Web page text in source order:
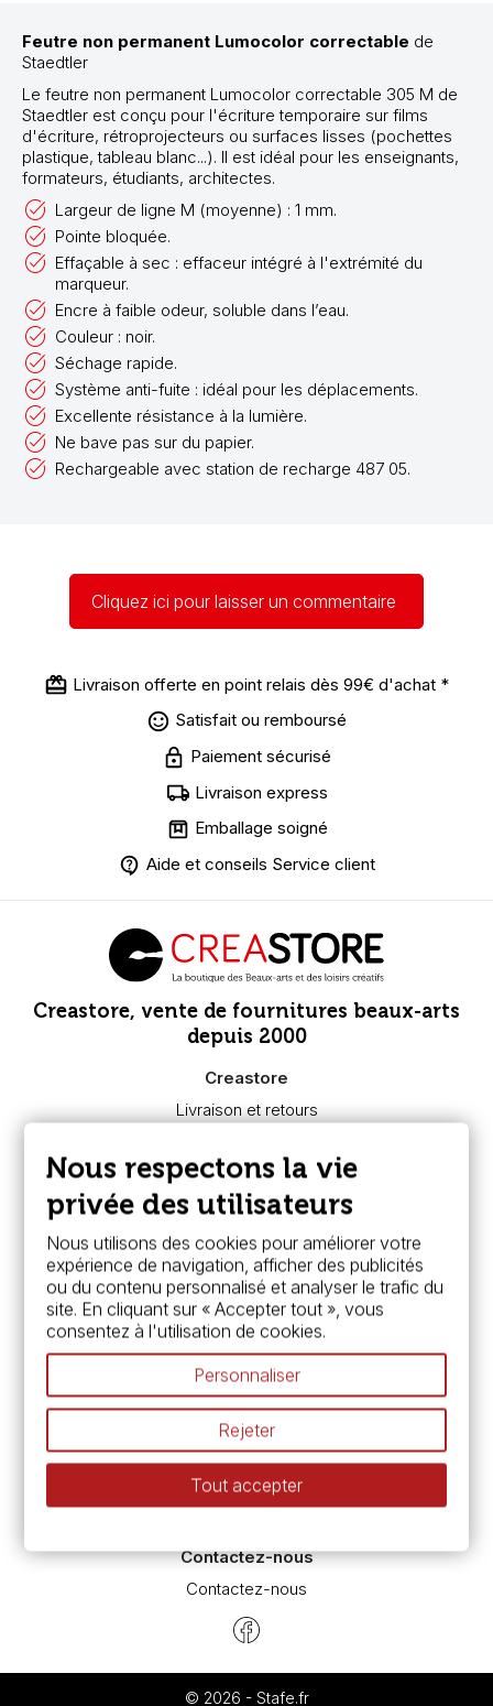
Feutre non permanent Lumocolor correctable de
Staedtler
Le feutre non permanent Lumocolor correctable 305 M de
Staedtler est conçu pour l'écriture temporaire sur films
d'écriture, rétroprojecteurs ou surfaces lisses (pochettes
plastique, tableau blanc...). Il est idéal pour les enseignants,
formateurs, étudiants, architectes.
Largeur de ligne M (moyenne) : 1 mm.
Pointe bloquée.
Effaçable à sec : effaceur intégré à l'extrémité du
marqueur.
Encre à faible odeur, soluble dans l’eau.
Couleur : noir.
Séchage rapide.
Système anti-fuite : idéal pour les déplacements.
Excellente résistance à la lumière.
Ne bave pas sur du papier.
Rechargeable avec station de recharge 487 05.
Cliquez ici pour laisser un commentaire
Livraison offerte en point relais dès 99€ d'achat *
Satisfait ou remboursé
Paiement sécurisé
Livraison express
Emballage soigné
Aide et conseils Service client
Creastore, vente de fournitures beaux-arts
depuis 2000
Creastore
Livraison et retours
Paiement sécurisé
FAQ
Boutique à Angers
Services
Carte fidélité & avantages
Chèque cadeau, bon cadeaux
Devis & bon de commande
Pass culture - mode d'emploi
Nos promotions en cours
Espace conseils
L’aquarelle en tubes ou en godets ?
Le vocabulaire technique de l’aquarelle
Différence entre peinture Fine et Extra-fine
Préparer une toile pour peinture à l'huile et acrylique
Contactez-nous
Contactez-nous
© 2026 - Stafe.fr
Nous respectons la vie
privée des utilisateurs
Nous utilisons des cookies pour améliorer votre
expérience de navigation, afficher des publicités
ou du contenu personnalisé et analyser le trafic du
site. En cliquant sur « Accepter tout », vous
consentez à l'utilisation de cookies.
Personnaliser
Rejeter
Tout accepter